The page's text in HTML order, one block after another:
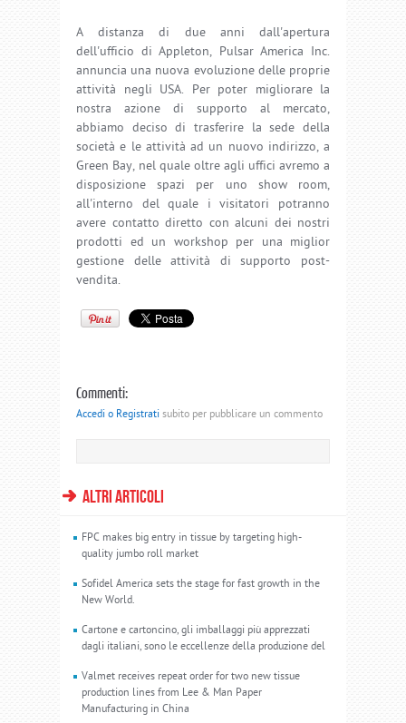
A distanza di due anni dall'apertura
dell'ufficio di Appleton, Pulsar America Inc.
annuncia una nuova evoluzione delle proprie
attività negli USA. Per poter migliorare la
nostra azione di supporto al mercato,
abbiamo deciso di trasferire la sede della
società e le attività ad un nuovo indirizzo, a
Green Bay, nel quale oltre agli uffici avremo a
disposizione spazi per uno show room,
all'interno del quale i visitatori potranno
avere contatto diretto con alcuni dei nostri
prodotti ed un workshop per una miglior
gestione delle attività di supporto post-
vendita.
Commenti:
Accedi o Registratisubito per pubblicare un commento
altri articoli
FPC makes big entry in tissue by targeting high-
quality jumbo roll market
Sofidel America sets the stage for fast growth in the
New World.
Cartone e cartoncino, gli imballaggi più apprezzati
dagli italiani, sono le eccellenze della produzione del
Valmet receives repeat order for two new tissue
production lines from Lee & Man Paper
Manufacturing in China